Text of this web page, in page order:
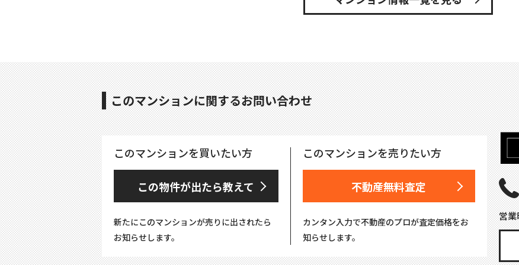
このマンションに関するお問い合わせ
このマンションを買いたい方
この物件が出たら教えて
新たにこのマンションが売りに出されたら
お知らせします。
このマンションを売りたい方
不動産無料査定
カンタン入力で不動産のプロが査定価格をお
知らせします。
営